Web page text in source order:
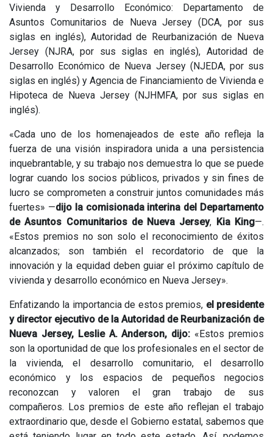
Vivienda y Desarrollo Económico: Departamento de
Asuntos Comunitarios de Nueva Jersey (DCA, por sus
siglas en inglés), Autoridad de Reurbanización de Nueva
Jersey (NJRA, por sus siglas en inglés), Autoridad de
Desarrollo Económico de Nueva Jersey (NJEDA, por sus
siglas en inglés) y Agencia de Financiamiento de Vivienda e
Hipoteca de Nueva Jersey (NJHMFA, por sus siglas en
inglés).
«Cada uno de los homenajeados de este año refleja la
fuerza de una visión inspiradora unida a una persistencia
inquebrantable, y su trabajo nos demuestra lo que se puede
lograr cuando los socios públicos, privados y sin fines de
lucro se comprometen a construir juntos comunidades más
fuertes» —dijo la comisionada interina del Departamento
de Asuntos Comunitarios de Nueva Jersey, Kia King—.
«Estos premios no son solo el reconocimiento de éxitos
alcanzados; son también el recordatorio de que la
innovación y la equidad deben guiar el próximo capítulo de
vivienda y desarrollo económico en Nueva Jersey».
Enfatizando la importancia de estos premios, el presidente
y director ejecutivo de la Autoridad de Reurbanización de
Nueva Jersey, Leslie A. Anderson, dijo: «Estos premios
son la oportunidad de que los profesionales en el sector de
la vivienda, el desarrollo comunitario, el desarrollo
económico y los espacios de pequeños negocios
reconozcan y valoren el gran trabajo de sus
compañeros. Los premios de este año reflejan el trabajo
extraordinario que, desde el Gobierno estatal, sabemos que